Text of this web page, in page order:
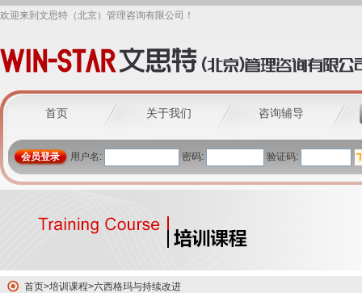
欢迎来到文思特（北京）管理咨询有限公司！
首页 关于我们 咨询辅导
会员登录 用户名: 密码: 验证码:
首页>培训课程>六西格玛与持续改进